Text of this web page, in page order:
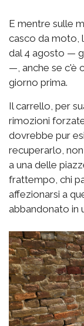
E mentre sulle
casco da moto,
dal 4 agosto —
—, anche se c'è
giorno prima.
Il carrello, per
rimozioni
dovrebbe pur
recuperarlo,
a una delle
frattempo, chi
affezionarsi a
abbandonato in